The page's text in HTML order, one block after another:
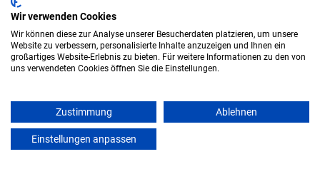
Duales Studium Soziale Arbeit (B.A.) am
virtuellen Campus - Learning Campus gGmbH
Learning Campus gGmbH
In Kooperation mit IU Duales Studium (Internationale
Hochschule)
Wir verwenden Cookies
Wir können diese zur Analyse unserer Besucherdaten platzieren, um unsere
Website zu verbessern, personalisierte Inhalte anzuzeigen und Ihnen ein
großartiges Website-Erlebnis zu bieten. Für weitere Informationen zu den von
uns verwendeten Cookies öffnen Sie die Einstellungen.
Zustimmung Ablehnen
Einstellungen anpassen